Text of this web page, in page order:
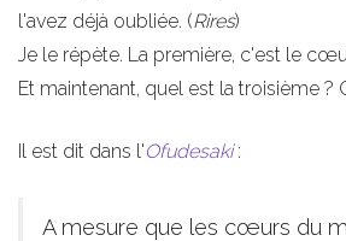
l'avez déjà oubliée. (Rires)
Je le répète. La première, c'est le
Et maintenant, quel est la troisième
Il est dit dans l'Ofudesaki:
A mesure que les cœurs du